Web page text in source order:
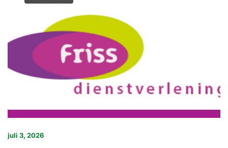
juli 3, 2026